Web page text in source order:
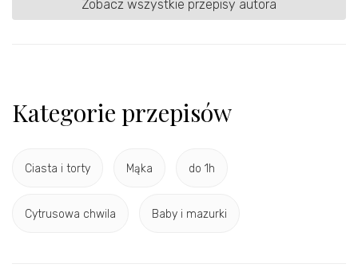
Zobacz wszystkie przepisy autora
Kategorie przepisów
Ciasta i torty Mąka do 1h
Cytrusowa chwila Baby i mazurki